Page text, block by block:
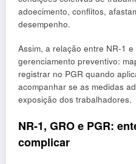
adoecimento, conflitos,
desempenho.
Assim, a relação entre NR-1
gerenciamento preventivo:
registrar no PGR quando
acompanhar se as medidas
exposição dos trabalhadores.
NR-1, GRO e PGR:
complicar